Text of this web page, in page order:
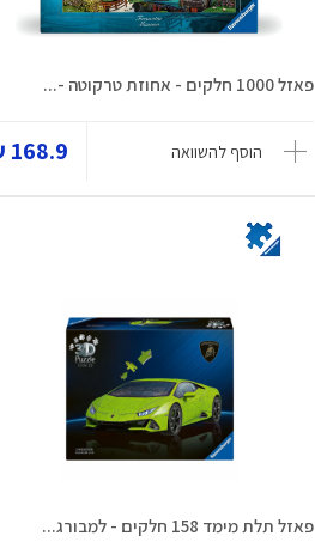
פאזל 1000 חלקים - אחוזת טרקוטה -...
הוסף להשוואה 168.9 ₪
פאזל תלת מימד 158 חלקים - למבורג...